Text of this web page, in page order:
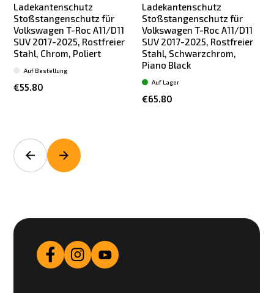
Ladekantenschutz
Stoßstangenschutz für
Volkswagen T-Roc A11/D11
SUV 2017-2025, Rostfreier
Stahl, Chrom, Poliert
€55.80
Auf Bestellung
Ladekantenschutz
Stoßstangenschutz für
Volkswagen T-Roc A11/D11
SUV 2017-2025, Rostfreier
Stahl, Schwarzchrom,
Piano Black
€65.80
Auf Lager